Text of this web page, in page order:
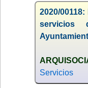
2020/
servicios
Servicios